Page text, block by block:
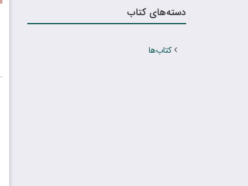
دسته‌های کتاب
کتاب‌ها